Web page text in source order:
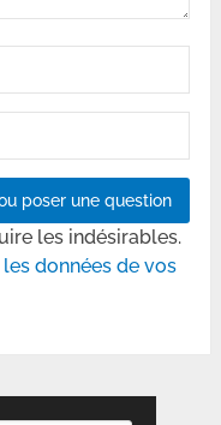
les indésirables.
données de vos